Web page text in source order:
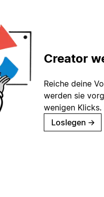
Creator
Reiche deine
werden sie
wenigen Klicks.
Loslegen →